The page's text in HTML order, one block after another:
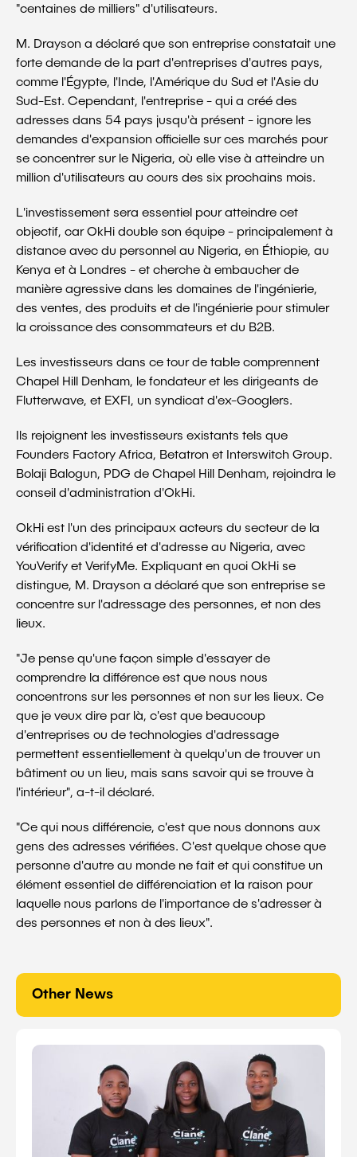
"centaines de milliers" d'utilisateurs.
M. Drayson a déclaré que son entreprise constatait une
forte demande de la part d'entreprises d'autres pays,
comme l'Égypte, l'Inde, l'Amérique du Sud et l'Asie du
Sud-Est. Cependant, l'entreprise - qui a créé des
adresses dans 54 pays jusqu'à présent - ignore les
demandes d'expansion officielle sur ces marchés pour
se concentrer sur le Nigeria, où elle vise à atteindre un
million d'utilisateurs au cours des six prochains mois.
L'investissement sera essentiel pour atteindre cet
objectif, car OkHi double son équipe - principalement à
distance avec du personnel au Nigeria, en Éthiopie, au
Kenya et à Londres - et cherche à embaucher de
manière agressive dans les domaines de l'ingénierie,
des ventes, des produits et de l'ingénierie pour stimuler
la croissance des consommateurs et du B2B.
Les investisseurs dans ce tour de table comprennent
Chapel Hill Denham, le fondateur et les dirigeants de
Flutterwave, et EXFI, un syndicat d'ex-Googlers.
Ils rejoignent les investisseurs existants tels que
Founders Factory Africa, Betatron et Interswitch Group.
Bolaji Balogun, PDG de Chapel Hill Denham, rejoindra le
conseil d'administration d'OkHi.
OkHi est l'un des principaux acteurs du secteur de la
vérification d'identité et d'adresse au Nigeria, avec
YouVerify et VerifyMe. Expliquant en quoi OkHi se
distingue, M. Drayson a déclaré que son entreprise se
concentre sur l'adressage des personnes, et non des
lieux.
"Je pense qu'une façon simple d'essayer de
comprendre la différence est que nous nous
concentrons sur les personnes et non sur les lieux. Ce
que je veux dire par là, c'est que beaucoup
d'entreprises ou de technologies d'adressage
permettent essentiellement à quelqu'un de trouver un
bâtiment ou un lieu, mais sans savoir qui se trouve à
l'intérieur", a-t-il déclaré.
"Ce qui nous différencie, c'est que nous donnons aux
gens des adresses vérifiées. C'est quelque chose que
personne d'autre au monde ne fait et qui constitue un
élément essentiel de différenciation et la raison pour
laquelle nous parlons de l'importance de s'adresser à
des personnes et non à des lieux".
Other News